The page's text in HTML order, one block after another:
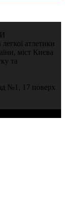
атлетики
міст Києва
та
№1, 17 поверх